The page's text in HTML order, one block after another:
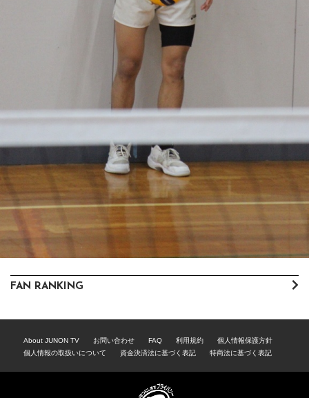
FAN RANKING
About JUNON TV お問い合わせ FAQ 利用規約
個人情報保護方針
個人情報の取扱いについて
資金決済法に基づく表記 特商法に基づく表記